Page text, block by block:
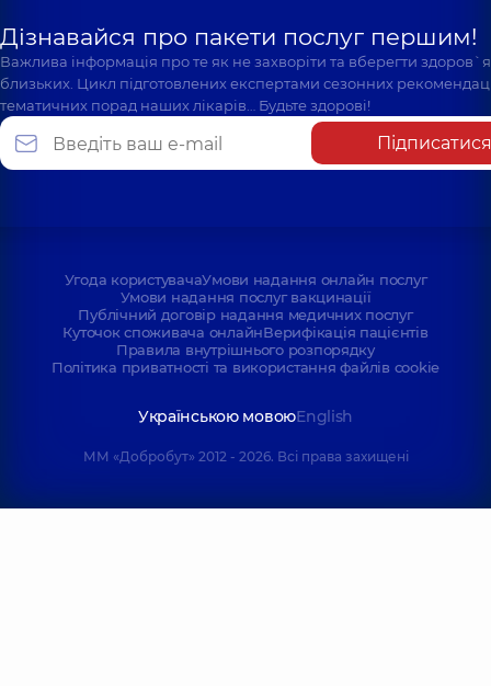
Дізнавайся про пакети послуг першим!
Важлива інформація про те як не захворіти та вберегти
близьких. Цикл підготовлених експертами сезонних
тематичних порад наших лікарів… Будьте здорові!
Підписатися
Угода користувачаУмови надання онлайн послуг
Умови надання послуг вакцинації
Публічний договір надання медичних послуг
Куточок споживача онлайнВерифікація пацієнтів
Правила внутрішнього розпорядку
Політика приватності та використання файлів cookie
Українською мовоюEnglish
ММ «Добробут» 2012 - 2026. Всі права захищені